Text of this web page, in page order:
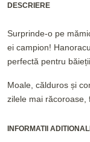
DESCRIERE
Surprinde-o pe
ei campion!
perfectă pentru
Moale, călduros și
zilele mai răcoroase,
INFORMATII